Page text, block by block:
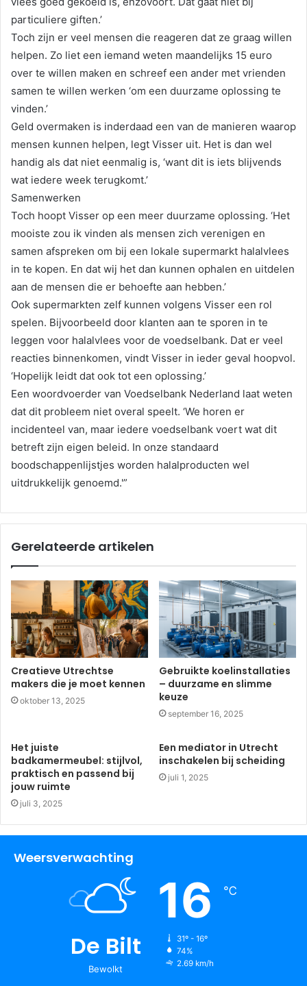
particuliere giften.’
Toch zijn er veel mensen die reageren dat ze graag willen
helpen. Zo liet een iemand weten maandelijks 15 euro
over te willen maken en schreef een ander met vrienden
samen te willen werken ‘om een duurzame oplossing te
vinden.’
Geld overmaken is inderdaad een van de manieren waarop
mensen kunnen helpen, legt Visser uit. Het is dan wel
handig als dat niet eenmalig is, ‘want dit is iets blijvends
wat iedere week terugkomt.’
Samenwerken
Toch hoopt Visser op een meer duurzame oplossing. ‘Het
mooiste zou ik vinden als mensen zich verenigen en
samen afspreken om bij een lokale supermarkt halalvlees
in te kopen. En dat wij het dan kunnen ophalen en uitdelen
aan de mensen die er behoefte aan hebben.’
Ook supermarkten zelf kunnen volgens Visser een rol
spelen. Bijvoorbeeld door klanten aan te sporen in te
leggen voor halalvlees voor de voedselbank. Dat er veel
reacties binnenkomen, vindt Visser in ieder geval hoopvol.
‘Hopelijk leidt dat ook tot een oplossing.’
Een woordvoerder van Voedselbank Nederland laat weten
dat dit probleem niet overal speelt. ‘We horen er
incidenteel van, maar iedere voedselbank voert wat dit
betreft zijn eigen beleid. In onze standaard
boodschappenlijstjes worden halalproducten wel
uitdrukkelijk genoemd.'”
Gerelateerde artikelen
Creatieve Utrechtse
makers die je moet kennen
oktober 13, 2025
Gebruikte koelinstallaties
– duurzame en slimme
keuze
september 16, 2025
Het juiste
badkamermeubel: stijlvol,
praktisch en passend bij
jouw ruimte
juli 3, 2025
Een mediator in Utrecht
inschakelen bij scheiding
juli 1, 2025
Weersverwachting
De Bilt
Bewolkt
16 ℃
31º - 16º
74%
2.69 km/h